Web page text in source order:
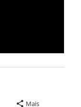
Mais